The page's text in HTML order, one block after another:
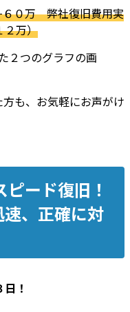
６０万 弊社復旧費用実
２万）
も、お気軽にお声がけ
ード復旧！
、正確に対
！